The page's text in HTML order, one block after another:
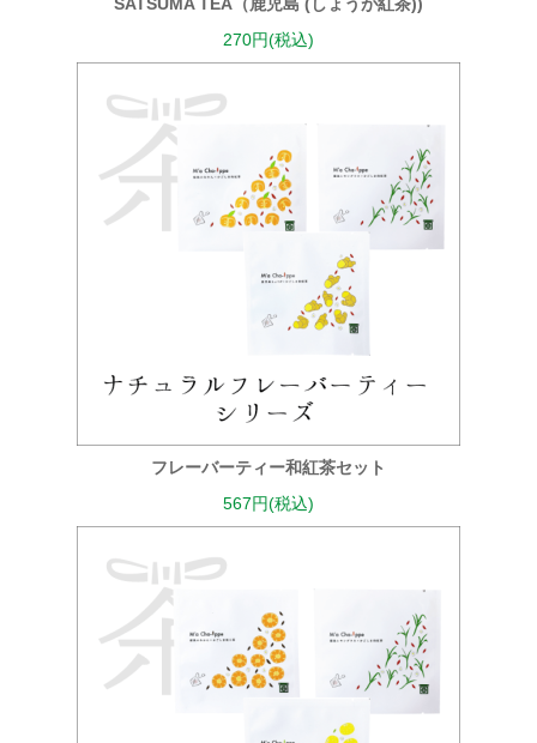
SATSUMA TEA（鹿児島 (しょうが紅茶))
270円(税込)
フレーバーティー和紅茶セット
567円(税込)